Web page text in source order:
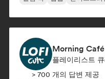
Morning
플레이리스트
> 700 개의 답변 제공